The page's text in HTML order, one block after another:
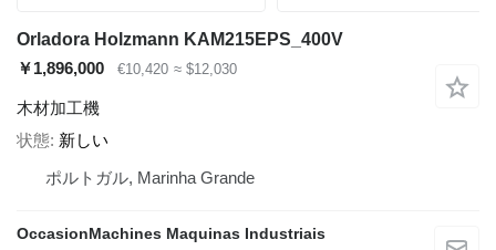
Orladora Holzmann KAM215EPS_400V
￥1,896,000
€10,420 ≈ $12,030
木材加工機
状態 新しい
ポルトガル, Marinha Grande
OccasionMachines Maquinas Industriais